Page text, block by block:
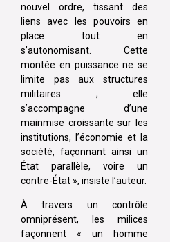
nouvel ordre, tissant des
liens avec les pouvoirs en
place tout en
s’autonomisant. Cette
montée en puissance ne se
limite pas aux structures
militaires ; elle
s’accompagne d’une
mainmise croissante sur les
institutions, l’économie et la
société, façonnant ainsi un
État parallèle, voire un
contre-État », insiste l’auteur.
À travers un contrôle
omniprésent, les milices
façonnent « un homme